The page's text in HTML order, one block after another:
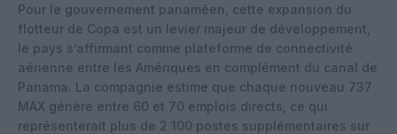
Pour le gouvernement panaméen, cette expansion du
flotteur de Copa est un levier majeur de développement,
le pays s’affirmant comme plateforme de connectivité
aérienne entre les Amériques en complément du canal de
Panama. La compagnie estime que chaque nouveau 737
MAX génère entre 60 et 70 emplois directs, ce qui
représenterait plus de 2 100 postes supplémentaires sur